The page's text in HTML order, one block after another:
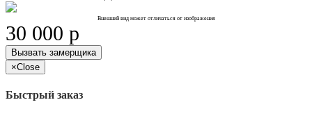
Внешний вид может отличаться от изображения
30 000 p
Вызвать замерщика
×Close
Быстрый заказ